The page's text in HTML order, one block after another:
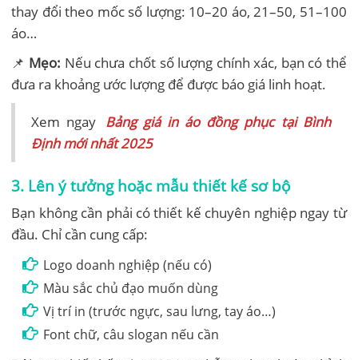
thay đổi theo mốc số lượng: 10–20 áo, 21–50, 51–100
áo…
📌 Mẹo: Nếu chưa chốt số lượng chính xác, bạn có thể
đưa ra khoảng ước lượng để được báo giá linh hoạt.
Xem ngay Bảng giá in áo đồng phục tại Bình
Định mới nhất 2025
3. Lên ý tưởng hoặc mẫu thiết kế sơ bộ
Bạn không cần phải có thiết kế chuyên nghiệp ngay từ
đầu. Chỉ cần cung cấp:
Logo doanh nghiệp (nếu có)
Màu sắc chủ đạo muốn dùng
Vị trí in (trước ngực, sau lưng, tay áo…)
Font chữ, câu slogan nếu cần